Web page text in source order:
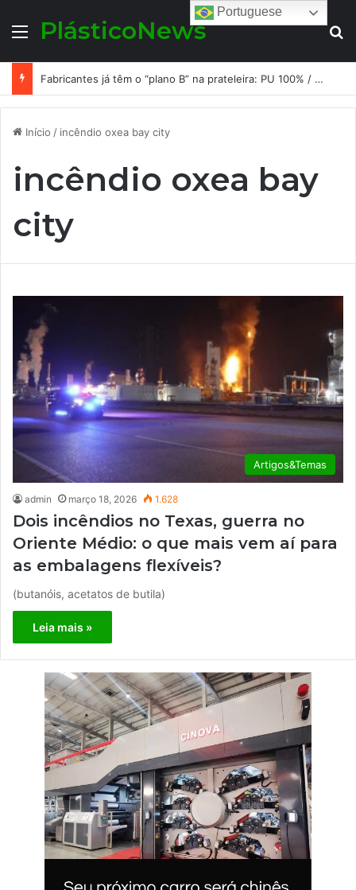
MenuPlásticoNews
Fabricantes já têm o “plano B” na prateleira: PU 100% / NC-free existe, mas ainda é pouco usado: a hora é transformar isso em projeto de resiliência
Início / incêndio oxea bay city
incêndio oxea bay
city
Artigos&Temas
admin março 18, 2026 1.628
Dois incêndios no Texas, guerra no
Oriente Médio: o que mais vem aí para
as embalagens flexíveis?
(butanóis, acetatos de butila)
Leia mais »
Portuguese